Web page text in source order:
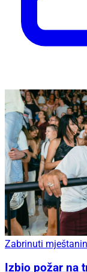
Zabrinuti mještanin
Izbio požar na